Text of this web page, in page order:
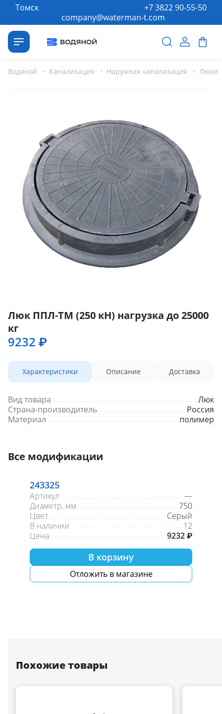
Томск
company@waterman-t.com
+7 3822 90-55-50
Водяной · Канализация · Наружная канализация · Люки
Люк ППЛ-ТМ (250 кН) нагрузка до 25000
кг
9232 ₽
Характеристики Описание Доставка
Вид товара
Люк
Страна-производитель
Россия
Материал
полимер
Все модификации
243325
Артикул
—
Диаметр, мм
750
Цвет
Серый
В наличии
12
Цена
9232 ₽
В корзину
Отложить в магазине
Похожие товары